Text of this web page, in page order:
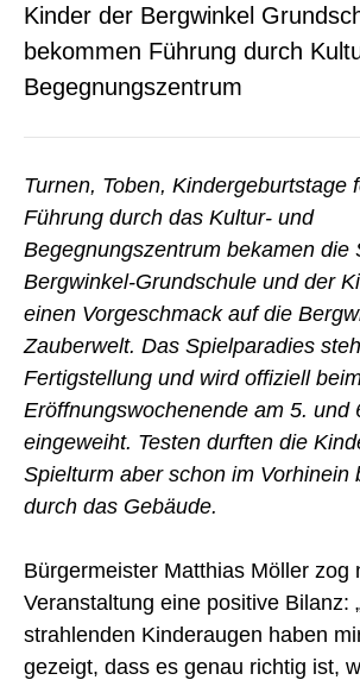
Kinder der Bergwinkel
bekommen Führung durch
Begegnungszentrum
Turnen, Toben, Kindergeburtstage
Führung durch das Kultur- und
Begegnungszentrum bekamen die
Bergwinkel-Grundschule und der
einen Vorgeschmack auf die
Zauberwelt. Das Spielparadies
Fertigstellung und wird offiziell
Eröffnungswochenende am 5. und
eingeweiht. Testen durften die
Spielturm aber schon im Vorhinein
durch das Gebäude.
Bürgermeister Matthias Möller zog
Veranstaltung eine positive Bilanz:
strahlenden Kinderaugen haben
gezeigt, dass es genau richtig ist,